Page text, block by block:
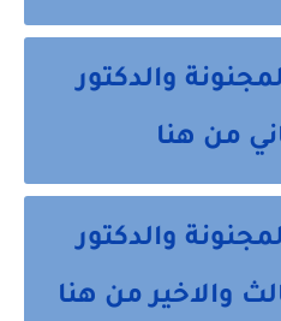
والدكتور
من هنا
والدكتور
والاخير من هنا